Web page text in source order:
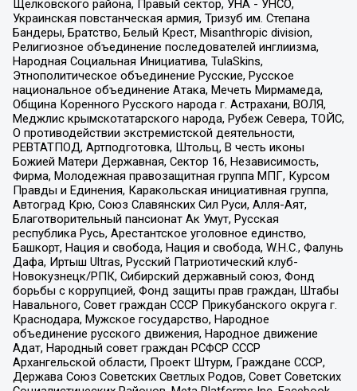
Щелковского района, Правый сектор, УНА - УНСО,
Украинская повстанческая армия, Тризуб им. Степана
Бандеры, Братство, Белый Крест, Misanthropic division,
Религиозное объединение последователей инглиизма,
Народная Социальная Инициатива, TulaSkins,
Этнополитическое объединение Русские, Русское
национальное объединение Атака, Мечеть Мирмамеда,
Община Коренного Русского народа г. Астрахани, ВОЛЯ,
Меджлис крымскотатарского народа, Рубеж Севера, ТОЙС,
О противодействии экстремистской деятельности,
РЕВТАТПОД, Артподготовка, Штольц, В честь иконы
Божией Матери Державная, Сектор 16, Независимость,
Фирма, Молодежная правозащитная группа МПГ, Курсом
Правды и Единения, Каракольская инициативная группа,
Автоград Крю, Союз Славянских Сил Руси, Алля-Аят,
Благотворительный пансионат Ак Умут, Русская
республика Русь, Арестантское уголовное единство,
Башкорт, Нация и свобода, Нация и свобода, W.H.С., Фалунь
Дафа, Иртыш Ultras, Русский Патриотический клуб-
Новокузнецк/РПК, Сибирский державный союз, Фонд
борьбы с коррупцией, Фонд защиты прав граждан, Штабы
Навального, Совет граждан СССР Прикубанского округа г.
Краснодара, Мужское государство, Народное
объединение русского движения, Народное движение
Адат, Народный совет граждан РСФСР СССР
Архангельской области, Проект Штурм, Граждане СССР,
Держава Союз Советских Светлых Родов, Совет Советских